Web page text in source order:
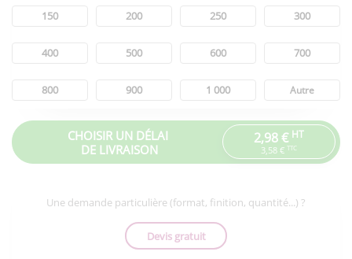
2,98 € HT
3,58 € TTC
150 200 250 300
400 500 600 700
800 900 1 000 Autre
CHOISIR UN DÉLAI
DE LIVRAISON
Une demande particulière (format, finition, quantité...) ?
Devis gratuit